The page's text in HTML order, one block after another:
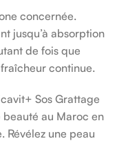
concernée.
jusqu’à absorption
de fois que
continue.
Sos Grattage
au Maroc en
Révélez une peau